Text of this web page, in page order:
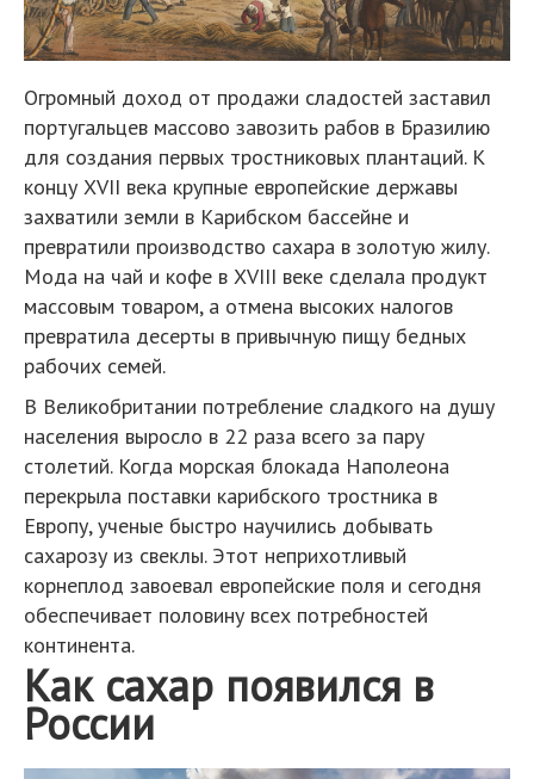
Огромный доход от продажи сладостей заставил
португальцев массово завозить рабов в Бразилию
для создания первых тростниковых плантаций. К
концу XVII века крупные европейские державы
захватили земли в Карибском бассейне и
превратили производство сахара в золотую жилу.
Мода на чай и кофе в XVIII веке сделала продукт
массовым товаром, а отмена высоких налогов
превратила десерты в привычную пищу бедных
рабочих семей.
В Великобритании потребление сладкого на душу
населения выросло в 22 раза всего за пару
столетий. Когда морская блокада Наполеона
перекрыла поставки карибского тростника в
Европу, ученые быстро научились добывать
сахарозу из свеклы. Этот неприхотливый
корнеплод завоевал европейские поля и сегодня
обеспечивает половину всех потребностей
континента.
Как сахар появился в
России